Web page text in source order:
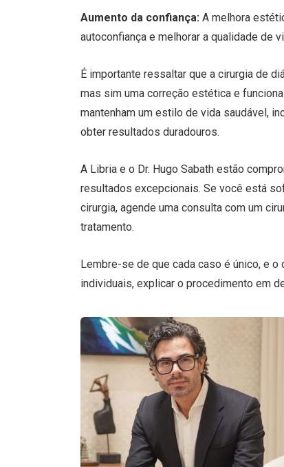
Aumento da confiança: A melhora
autoconfiança e melhorar a qualidade de
É importante ressaltar que a cirurgia de
mas sim uma correção estética e
mantenham um estilo de vida saudável,
obter resultados duradouros.
A Libria e o Dr. Hugo Sabath estão
resultados excepcionais. Se você está
cirurgia, agende uma consulta com um
tratamento.
Lembre-se de que cada caso é único, e
individuais, explicar o procedimento em